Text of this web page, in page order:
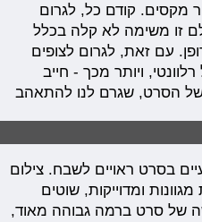
מקסים. קודם כל, לגרום
זו משימה לא קלה בכלל
עם זאת, לגרום לצופים
ויותר מכך - חייב
של הסרט, שגרם לנו להתאהב
בסרט ראויים לשבח. צילום
ומדוייקות, שוטים
של סרט ברמה גבוהה מאוד,